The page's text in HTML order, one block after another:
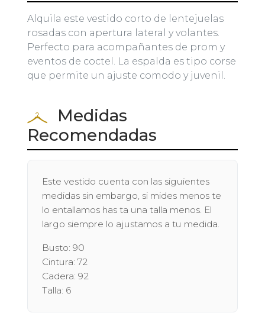
Alquila este vestido corto de lentejuelas
rosadas con apertura lateral y volantes.
Perfecto para acompañantes de prom y
eventos de coctel. La espalda es tipo corse
que permite un ajuste comodo y juvenil.
Medidas
Recomendadas
Este vestido cuenta con las siguientes
medidas sin embargo, si mides menos te
lo entallamos has ta una talla menos. El
largo siempre lo ajustamos a tu medida.
Busto: 90
Cintura: 72
Cadera: 92
Talla: 6